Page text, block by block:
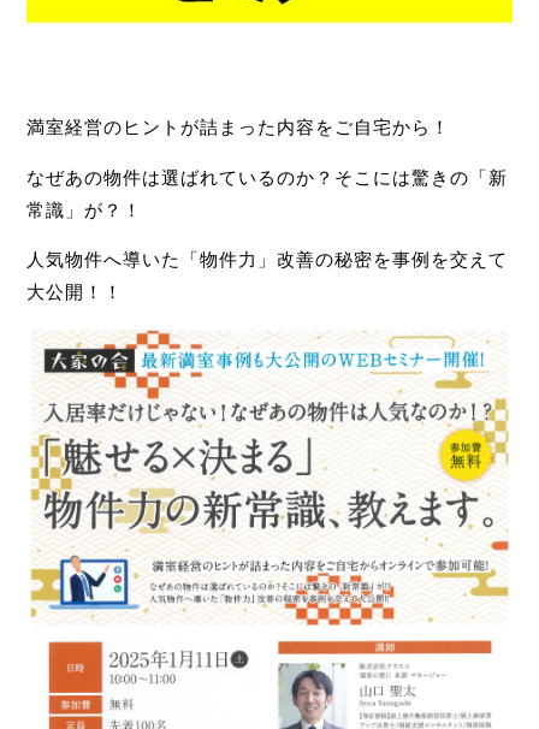
満室経営のヒントが詰まった内容をご自宅から！
なぜあの物件は選ばれているのか？そこには驚きの「新
常識」が？！
人気物件へ導いた「物件力」改善の秘密を事例を交えて
大公開！！